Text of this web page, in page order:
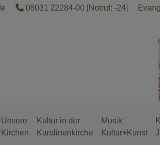
08031 22284-00 [Notruf: -24]
Unsere
Kirchen
Kultur in der
Karolinenkirche
Musik
Kultur+Kunst